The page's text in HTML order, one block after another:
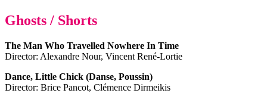
Ghosts / Shorts
The Man Who Travelled Nowhere In Time
Director: Alexandre Nour, Vincent René-Lortie
Dance, Little Chick (Danse, Poussin)
Director: Brice Pancot, Clémence Dirmeikis